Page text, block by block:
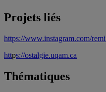
Projets liés
https://www.instagram.com/
https://ostalgie.uqam.ca
Thématiques